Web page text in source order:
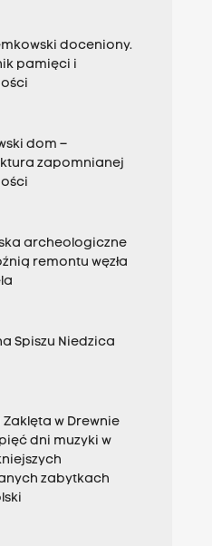
doceniony.
pamięci i
dom –
zapomnianej
archeologiczne
remontu węzła
Spiszu Niedzica
Zaklęta w Drewnie
dni muzyki w
zabytkach